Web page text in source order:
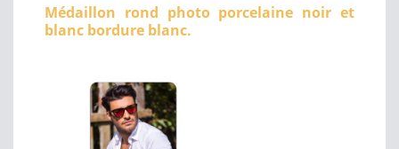
Médaillon rond photo porcelaine noir et
blanc bordure blanc.